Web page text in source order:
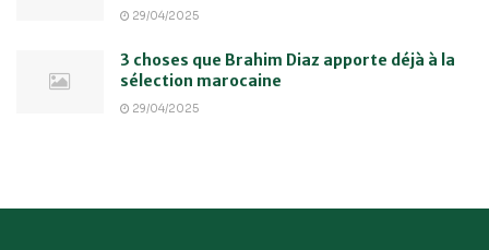
29/04/2025
3 choses que Brahim Diaz apporte déjà à la
sélection marocaine
29/04/2025